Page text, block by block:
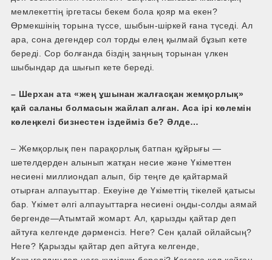
мемлекеттің іргетасы бекем бола қояр ма екен?
Өрмекшінің торына түссе, шыбын-шіркей ғана түседі. Ал
ара, сона дегендер сол торды елең қылмай бұзып кете
береді. Сор болғанда біздің заңның торынан үлкен
шыбындар да шығып кете береді.
– Шерхан ата «жең ұшынан жалғасқан жемқорлық»
қай саланы болмасын жайлап алған. Аса ірі көлемін
көлеңкелі бизнестен іздейміз бе? Әлде…
– Жемқорлық пен парақорлық батпан құйрығы —
шетелдерден алынып жатқан несие және Үкіметтен
несиені миллиондап алып, бір теңге де қайтармай
отырған алпауыттар. Екеуіне де Үкіметтің тікелей қатысы
бар. Үкімет әлгі алпауыттарға несиені оңды-солды аямай
бергенде—Атымтай жомарт. Ал, қарызды қайтар деп
айтуға келгенде дәрменсіз. Неге? Сен қалай ойлайсың?
Неге? Қарызды қайтар деп айтуға келгенде,